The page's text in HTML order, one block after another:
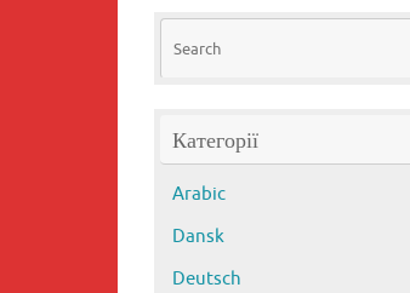
Категорії
Arabic
Dansk
Deutsch